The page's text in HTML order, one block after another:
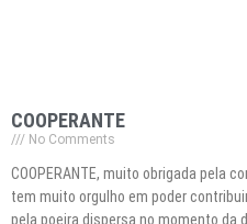
COOPERANTE
No Comments
COOPERANTE, muito obrigada pela
tem muito orgulho em poder
pela poeira dispersa no momento da